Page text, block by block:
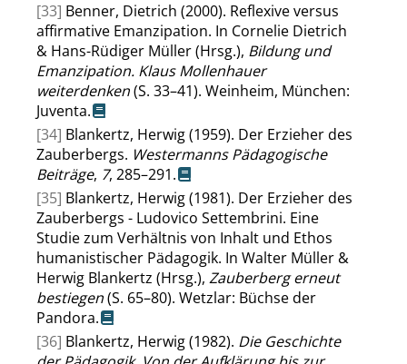
[33] Benner, Dietrich (2000). Reflexive versus
affirmative Emanzipation. In Cornelie Dietrich
& Hans-Rüdiger Müller (Hrsg.), Bildung und
Emanzipation. Klaus Mollenhauer
weiterdenken(S. 33–41). Weinheim, München:
Juventa.
[34] Blankertz, Herwig (1959). Der Erzieher des
Zauberbergs. Westermanns Pädagogische
Beiträge, 7, 285–291.
[35] Blankertz, Herwig (1981). Der Erzieher des
Zauberbergs - Ludovico Settembrini. Eine
Studie zum Verhältnis von Inhalt und Ethos
humanistischer Pädagogik. In Walter Müller &
Herwig Blankertz (Hrsg.), Zauberberg erneut
bestiegen(S. 65–80). Wetzlar: Büchse der
Pandora.
[36] Blankertz, Herwig (1982). Die Geschichte